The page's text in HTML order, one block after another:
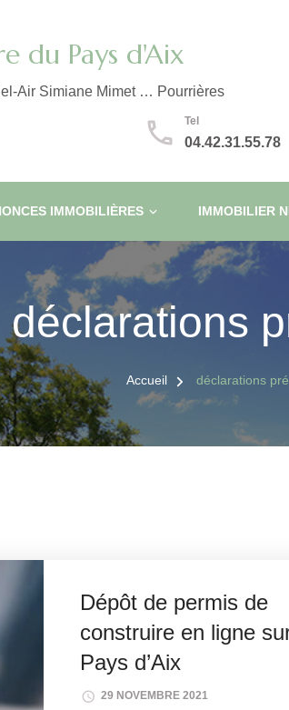
du Pays d'Aix
Air Simiane Mimet … Pourrières
Tel
04.42.31.55.78
IMMOBILIÈRES IMMOBILIER
déclarations
Accueil déclarations
Dépôt de permis de
construire en ligne
Pays d’Aix
29 NOVEMBRE 2021